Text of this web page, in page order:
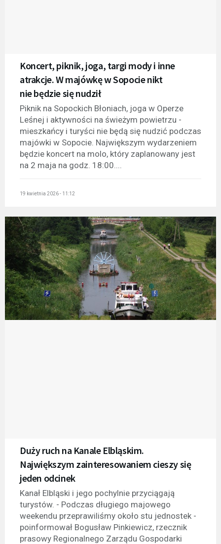
Koncert, piknik, joga, targi mody i inne
atrakcje. W majówkę w Sopocie nikt
nie będzie się nudził
Piknik na Sopockich Błoniach, joga w Operze
Leśnej i aktywności na świeżym powietrzu -
mieszkańcy i turyści nie będą się nudzić podczas
majówki w Sopocie. Największym wydarzeniem
będzie koncert na molo, który zaplanowany jest
na 2 maja na godz. 18:00....
19 kwietnia 2026 - 11:12
Duży ruch na Kanale Elbląskim.
Największym zainteresowaniem cieszy się
jeden odcinek
Kanał Elbląski i jego pochylnie przyciągają
turystów. - Podczas długiego majowego
weekendu przeprawiliśmy około stu jednostek -
poinformował Bogusław Pinkiewicz, rzecznik
prasowy Regionalnego Zarządu Gospodarki